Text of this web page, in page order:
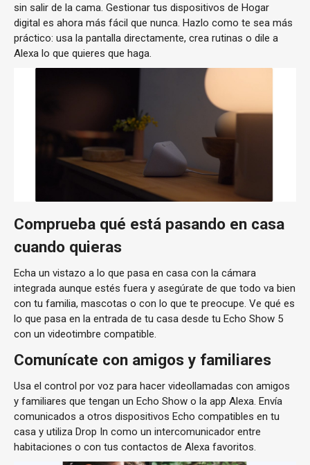
sin salir de la cama. Gestionar tus dispositivos de Hogar
digital es ahora más fácil que nunca. Hazlo como te sea más
práctico: usa la pantalla directamente, crea rutinas o dile a
Alexa lo que quieres que haga.
Comprueba qué está pasando en casa
cuando quieras
Echa un vistazo a lo que pasa en casa con la cámara
integrada aunque estés fuera y asegúrate de que todo va bien
con tu familia, mascotas o con lo que te preocupe. Ve qué es
lo que pasa en la entrada de tu casa desde tu Echo Show 5
con un videotimbre compatible.
Comunícate con amigos y familiares
Usa el control por voz para hacer videollamadas con amigos
y familiares que tengan un Echo Show o la app Alexa. Envía
comunicados a otros dispositivos Echo compatibles en tu
casa y utiliza Drop In como un intercomunicador entre
habitaciones o con tus contactos de Alexa favoritos.